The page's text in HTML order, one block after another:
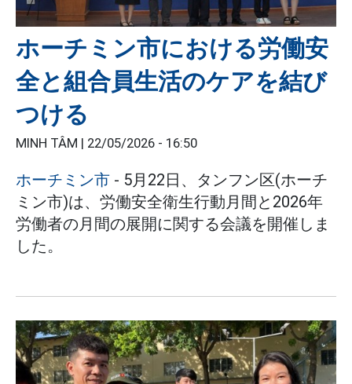
ホーチミン市における労働安
全と組合員生活のケアを結び
つける
MINH TÂM | 22/05/2026 - 16:50
ホーチミン市 - 5月22日、タンフン区(ホーチ
ミン市)は、労働安全衛生行動月間と2026年
労働者の月間の展開に関する会議を開催しま
した。